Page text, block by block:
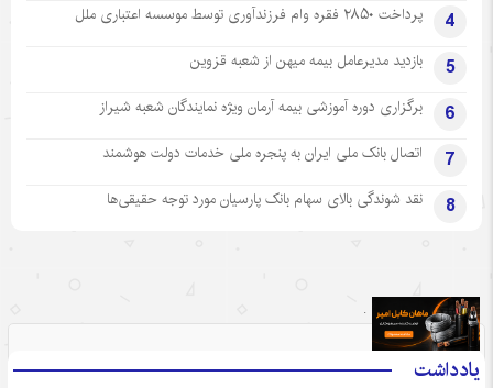
4 پرداخت ۲۸۵۰ فقره وام فرزندآوری توسط موسسه اعتباری ملل
5 بازدید مدیرعامل بیمه میهن از شعبه قزوین
6 برگزاری دوره آموزشی بیمه آرمان ویژه نمایندگان شعبه شیراز
7 اتصال بانک ملی ایران به پنجره ملی خدمات دولت هوشمند
8 نقد شوندگی بالای سهام بانک پارسیان مورد توجه حقیقی‌ها
یادداشت
.